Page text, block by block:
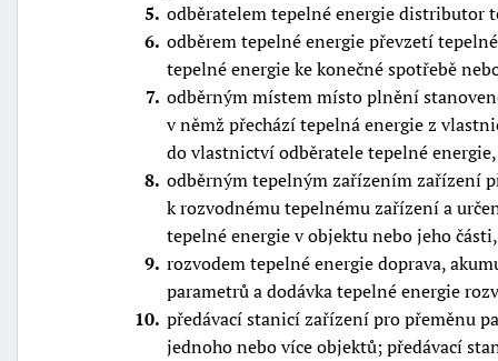
5 odběratelem tepelné energie distributor
6 odběrem tepelné energie převzetí
tepelné energie ke konečné spotřebě
7 odběrným místem místo plnění
v němž přechází tepelná energie z
do vlastnictví odběratele tepelné energie,
8 odběrným tepelným zařízením zařízení
k rozvodnému tepelnému zařízení a
tepelné energie v objektu nebo jeho části,
9 rozvodem tepelné energie doprava,
parametrů a dodávka tepelné energie
10 předávací stanicí zařízení pro přeměnu
jednoho nebo více objektů; předávací